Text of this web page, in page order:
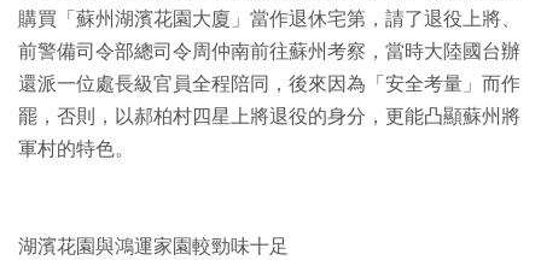
購買「蘇州湖濱花園大廈」當作退休宅第，請了退役上將、
前警備司令部總司令周仲南前往蘇州考察，當時大陸國台辦
還派一位處長級官員全程陪同，後來因為「安全考量」而作
罷，否則，以郝柏村四星上將退役的身分，更能凸顯蘇州將
軍村的特色。
湖濱花園與鴻運家園較勁味十足